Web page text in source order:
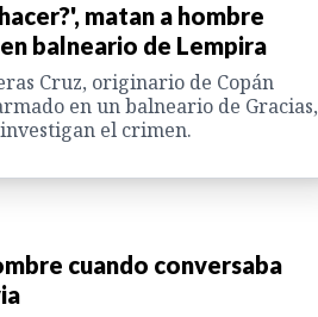
matan a hombre
balneario de Lempira
Cruz, originario de Copán
en un balneario de Gracias,
el crimen.
cuando conversaba